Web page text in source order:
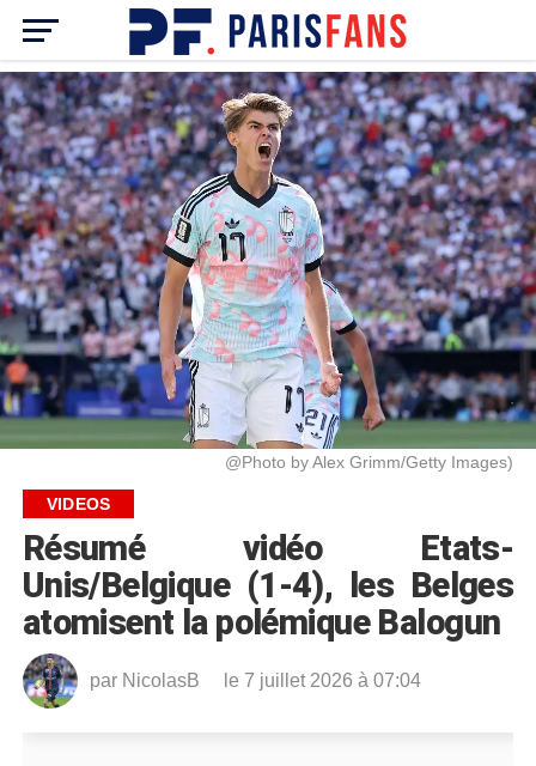
@Photo by Alex Grimm/Getty Images)
VIDEOS
Résumé vidéo Etats-
Unis/Belgique (1-4), les Belges
atomisent la polémique Balogun
par NicolasB le 7 juillet 2026 à 07:04